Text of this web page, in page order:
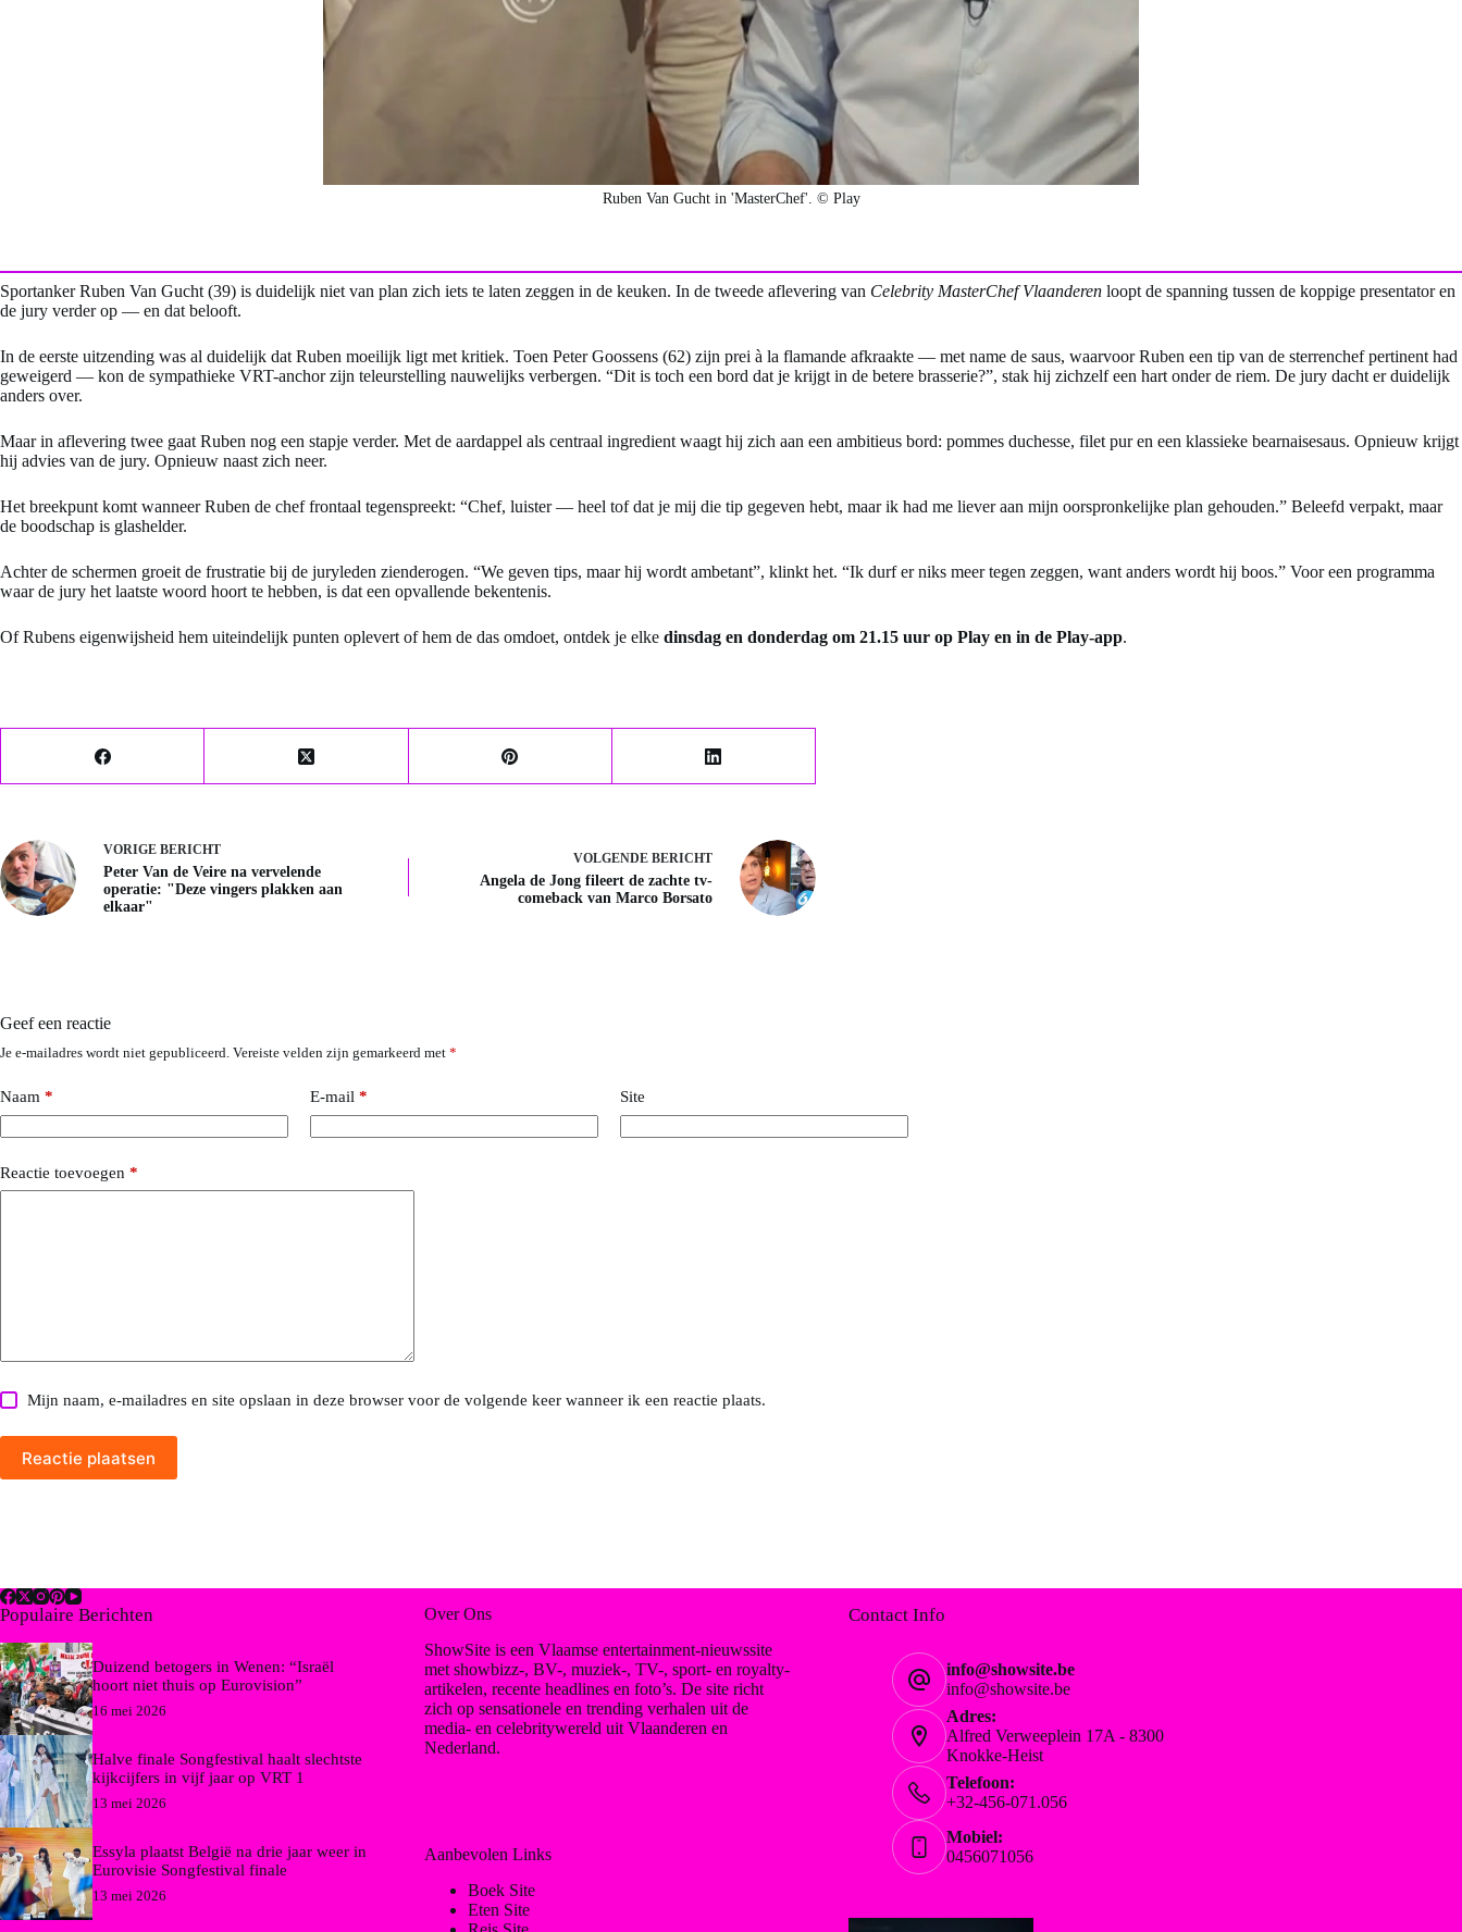
Ruben Van Gucht in 'MasterChef'. © Play
Sportanker Ruben Van Gucht (39) is duidelijk niet van plan zich iets te laten zeggen in de keuken. In de tweede aflevering van Celebrity MasterChef Vlaanderen loopt de spanning tussen de koppige presentator en
de jury verder op — en dat belooft.
In de eerste uitzending was al duidelijk dat Ruben moeilijk ligt met kritiek. Toen Peter Goossens (62) zijn prei à la flamande afkraakte — met name de saus, waarvoor Ruben een tip van de sterrenchef pertinent had
geweigerd — kon de sympathieke VRT-anchor zijn teleurstelling nauwelijks verbergen. “Dit is toch een bord dat je krijgt in de betere brasserie?”, stak hij zichzelf een hart onder de riem. De jury dacht er duidelijk
anders over.
Maar in aflevering twee gaat Ruben nog een stapje verder. Met de aardappel als centraal ingredient waagt hij zich aan een ambitieus bord: pommes duchesse, filet pur en een klassieke bearnaisesaus. Opnieuw krijgt
hij advies van de jury. Opnieuw naast zich neer.
Het breekpunt komt wanneer Ruben de chef frontaal tegenspreekt: “Chef, luister — heel tof dat je mij die tip gegeven hebt, maar ik had me liever aan mijn oorspronkelijke plan gehouden.” Beleefd verpakt, maar
de boodschap is glashelder.
Achter de schermen groeit de frustratie bij de juryleden zienderogen. “We geven tips, maar hij wordt ambetant”, klinkt het. “Ik durf er niks meer tegen zeggen, want anders wordt hij boos.” Voor een programma
waar de jury het laatste woord hoort te hebben, is dat een opvallende bekentenis.
Of Rubens eigenwijsheid hem uiteindelijk punten oplevert of hem de das omdoet, ontdek je elke dinsdag en donderdag om 21.15 uur op Play en in de Play-app.
VORIGE BERICHT
Peter Van de Veire na vervelende
operatie: "Deze vingers plakken aan
elkaar"
VOLGENDE BERICHT
Angela de Jong fileert de zachte tv-
comeback van Marco Borsato
Geef een reactie
Je e-mailadres wordt niet gepubliceerd. Vereiste velden zijn gemarkeerd met *
Naam * E-mail * Site
Reactie toevoegen *
Mijn naam, e-mailadres en site opslaan in deze browser voor de volgende keer wanneer ik een reactie plaats.
Reactie plaatsen
Populaire Berichten
Duizend betogers in Wenen: “Israël
hoort niet thuis op Eurovision”
16 mei 2026
Halve finale Songfestival haalt slechtste
kijkcijfers in vijf jaar op VRT 1
13 mei 2026
Essyla plaatst België na drie jaar weer in
Eurovisie Songfestival finale
13 mei 2026
Over Ons
ShowSite is een Vlaamse entertainment-nieuwssite
met showbizz-, BV-, muziek-, TV-, sport- en royalty-
artikelen, recente headlines en foto’s. De site richt
zich op sensationele en trending verhalen uit de
media- en celebritywereld uit Vlaanderen en
Nederland.
Aanbevolen Links
Boek Site
Eten Site
Contact Info
info@showsite.be
info@showsite.be
Adres:
Alfred Verweeplein 17A - 8300
Knokke-Heist
Telefoon:
+32-456-071.056
Mobiel:
0456071056